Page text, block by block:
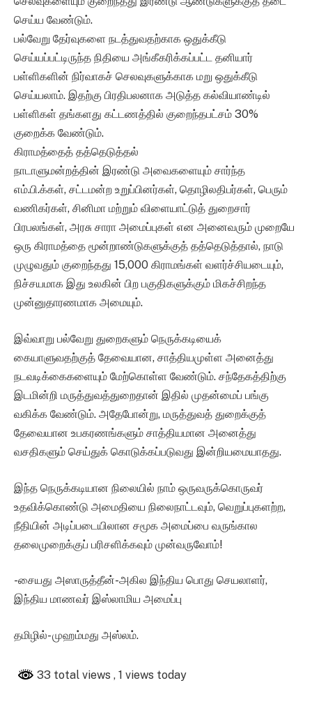
செய்ய வேண்டும்.
பல்வேறு தேர்வுகளை நடத்துவதற்காக ஒதுக்கீடு
செய்யப்பட்டிருந்த நிதியை அங்கீகரிக்கப்பட்ட தனியார்
பள்ளிகளின் நிர்வாகச் செலவுகளுக்காக மறு ஒதுக்கீடு
செய்யலாம். இதற்கு பிரதிபலனாக அடுத்த கல்வியாண்டில்
பள்ளிகள் தங்களது கட்டணத்தில் குறைந்தபட்சம் 30%
குறைக்க வேண்டும்.
கிராமத்தைத் தத்தெடுத்தல்
நாடாளுமன்றத்தின் இரண்டு அவைகளையும் சார்ந்த
எம்.பி.க்கள், சட்டமன்ற உறுப்பினர்கள், தொழிலதிபர்கள், பெரும்
வணிகர்கள், சினிமா மற்றும் விளையாட்டுத் துறைசார்
பிரபலங்கள், அரசு சாரா அமைப்புகள் என அனைவரும் முறையே
ஒரு கிராமத்தை மூன்றாண்டுகளுக்குத் தத்தெடுத்தால், நாடு
முழுவதும் குறைந்தது 15,000 கிராமங்கள் வளர்ச்சியடையும்,
நிச்சயமாக இது உலகின் பிற பகுதிகளுக்கும் மிகச்சிறந்த
முன்னுதாரணமாக அமையும்.
இவ்வாறு பல்வேறு துறைகளும் நெருக்கடியைக்
கையாளுவதற்குத் தேவையான, சாத்தியமுள்ள அனைத்து
நடவடிக்கைகளையும் மேற்கொள்ள வேண்டும். சந்தேகத்திற்கு
இடமின்றி மருத்துவத்துறைதான் இதில் முதன்மைப் பங்கு
வகிக்க வேண்டும். அதேபோன்று, மருத்துவத் துறைக்குத்
தேவையான உபகரணங்களும் சாத்தியமான அனைத்து
வசதிகளும் செய்துக் கொடுக்கப்படுவது இன்றியமையாதது.
இந்த நெருக்கடியான நிலையில் நாம் ஒருவருக்கொருவர்
உதவிக்கொண்டு அமைதியை நிலைநாட்டவும், வெறுப்புகளற்ற,
நீதியின் அடிப்படையிலான சமூக அமைப்பை வருங்கால
தலைமுறைக்குப் பரிசளிக்கவும் முன்வருவோம்!
-சையது அஸாருத்தீன்-அகில இந்திய பொது செயலாளர்,
இந்திய மாணவர் இஸ்லாமிய அமைப்பு
தமிழில்- முஹம்மது அஸ்லம்.
33 total views , 1 views today